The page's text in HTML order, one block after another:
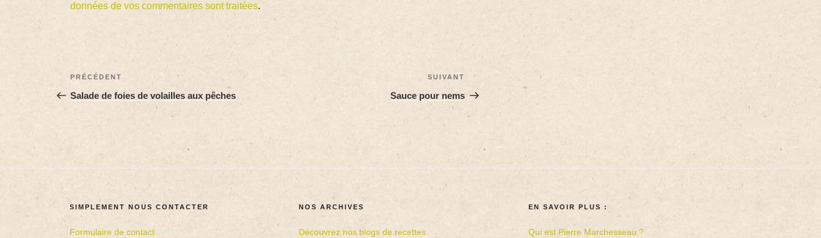
données de vos commentaires sont traitées.
PRÉCÉDENT
Salade de foies de volailles aux pêches
SUIVANT
Sauce pour nems
SIMPLEMENT NOUS CONTACTER
Formulaire de contact
NOS ARCHIVES
Découvrez nos blogs de recettes
EN SAVOIR PLUS :
Qui est Pierre Marchesseau ?